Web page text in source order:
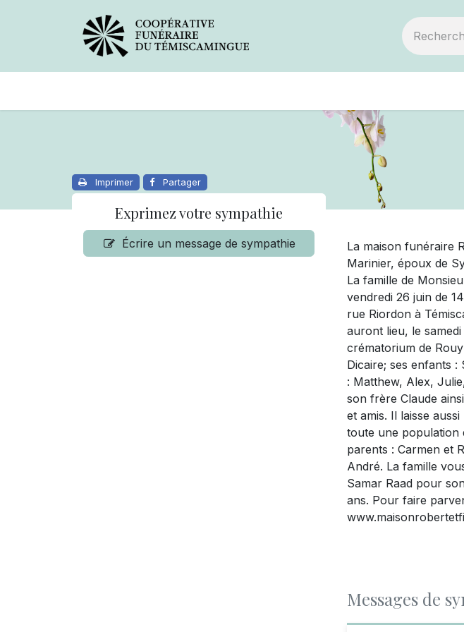
Imprimer Partager
Exprimez votre sympathie
Écrire un message de sympathie
La maison funéraire
Marinier, époux de
La famille de
vendredi 26 juin de
rue Riordon à
auront lieu, le samedi
crématorium de
Dicaire; ses enfants
: Matthew, Alex,
son frère Claude
et amis. Il laisse
toute une population
parents : Carmen et
André. La famille
Samar Raad pour
ans. Pour faire
Messages de